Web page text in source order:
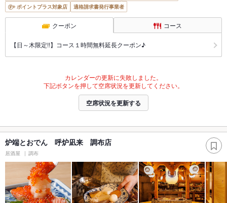
ポイントプラス対象店
適格請求書発行事業者
クーポン コース
【日～木限定!!】コース１時間無料延長クーポン♪
カレンダーの更新に失敗しました。
下記ボタンを押して空席状況を更新してください。
空席状況を更新する
炉端とおでん 呼炉凪来 調布店
居酒屋 調布